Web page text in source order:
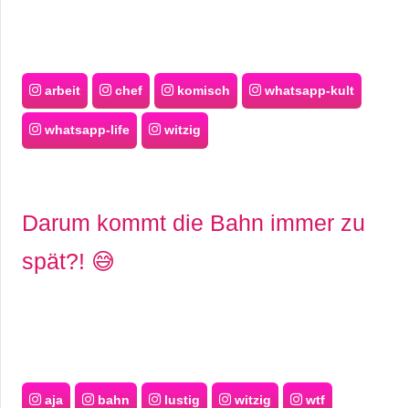
arbeit chef komisch whatsapp-kult
whatsapp-life witzig
Darum kommt die Bahn immer zu
spät?! 😅
aja bahn lustig witzig wtf